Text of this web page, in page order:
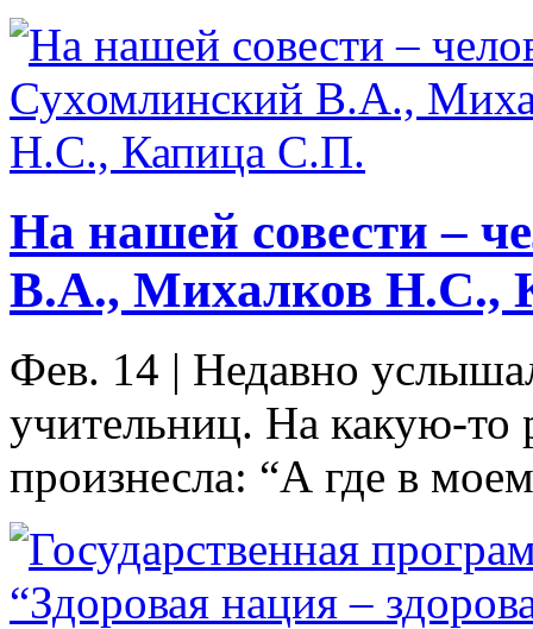
На нашей совести –
В.А., Михалков Н.С.,
Фев. 14 | Недавно
учительниц. На какую-то
произнесла: “А где в